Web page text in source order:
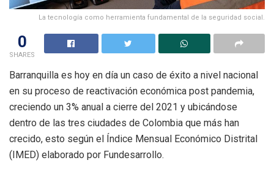
La tecnología como herramienta fundamental de la seguridad social.
0
SHARES
Barranquilla es hoy en día un caso de éxito a nivel nacional
en su proceso de reactivación económica post pandemia,
creciendo un 3% anual a cierre del 2021 y ubicándose
dentro de las tres ciudades de Colombia que más han
crecido, esto según el Índice Mensual Económico Distrital
(IMED) elaborado por Fundesarrollo.